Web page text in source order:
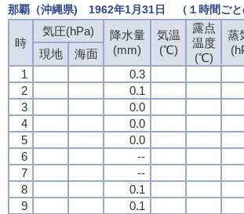
那覇（沖縄県) 1962年1月31日 （１時間ごと
時
気圧(hPa)
降水量
(mm)
気温
(℃)
露点
温度
(℃)
蒸
現地
海面
1
0.3
2
0.1
3
0.0
4
0.0
5
0.0
6
--
7
--
8
0.1
9
0.1